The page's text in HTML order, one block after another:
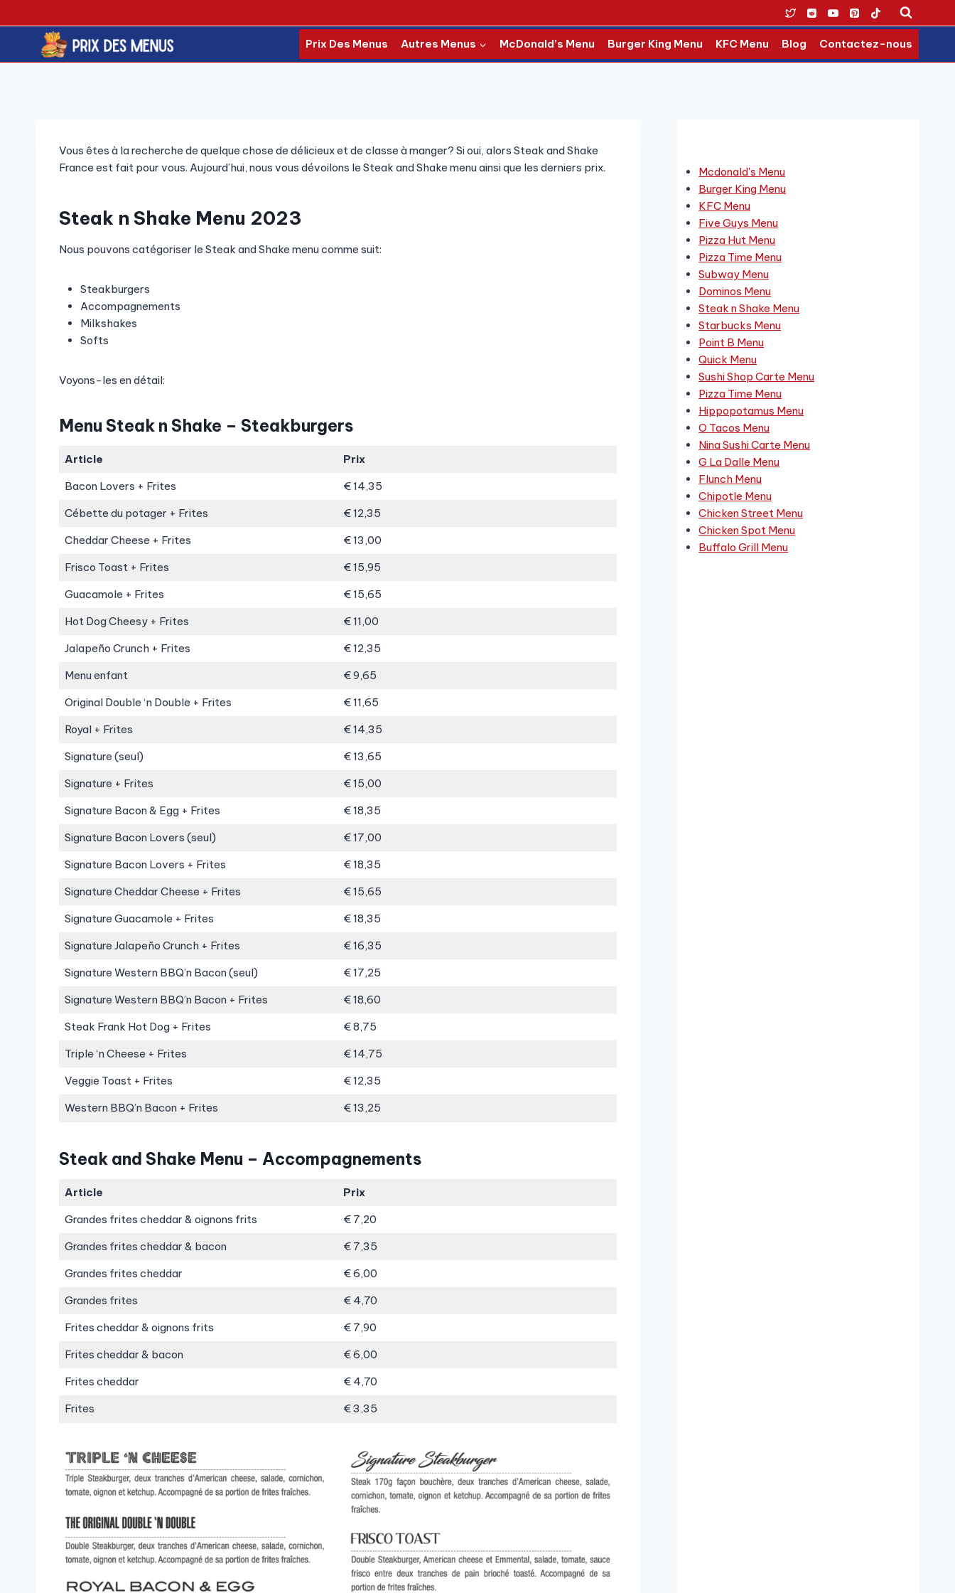
to
Prix Des Menus Autres Menus McDonald’s Menu Burger King Menu KFC Menu Blog Contactez-nous
Vous êtes à la recherche de quelque chose de délicieux et de classe à manger? Si oui, alors Steak and Shake
France est fait pour vous. Aujourd’hui, nous vous dévoilons le Steak and Shake menu ainsi que les derniers prix.
Steak n Shake Menu 2023
Nous pouvons catégoriser le Steak and Shake menu comme suit:
Steakburgers
Accompagnements
Milkshakes
Softs
Voyons-les en détail:
Menu Steak n Shake – Steakburgers
Article
Prix
Bacon Lovers + Frites
€ 14,35
Cébette du potager + Frites
€ 12,35
Cheddar Cheese + Frites
€ 13,00
Frisco Toast + Frites
€ 15,95
Guacamole + Frites
€ 15,65
Hot Dog Cheesy + Frites
€ 11,00
Jalapeño Crunch + Frites
€ 12,35
Menu enfant
€ 9,65
Original Double ‘n Double + Frites
€ 11,65
Royal + Frites
€ 14,35
Signature (seul)
€ 13,65
Signature + Frites
€ 15,00
Signature Bacon & Egg + Frites
€ 18,35
Signature Bacon Lovers (seul)
€ 17,00
Signature Bacon Lovers + Frites
€ 18,35
Signature Cheddar Cheese + Frites
€ 15,65
Signature Guacamole + Frites
€ 18,35
Signature Jalapeño Crunch + Frites
€ 16,35
Signature Western BBQ’n Bacon (seul)
€ 17,25
Signature Western BBQ’n Bacon + Frites
€ 18,60
Steak Frank Hot Dog + Frites
€ 8,75
Triple ‘n Cheese + Frites
€ 14,75
Veggie Toast + Frites
€ 12,35
Western BBQ’n Bacon + Frites
€ 13,25
Steak and Shake Menu – Accompagnements
Article
Prix
Grandes frites cheddar & oignons frits
€ 7,20
Grandes frites cheddar & bacon
€ 7,35
Grandes frites cheddar
€ 6,00
Grandes frites
€ 4,70
Frites cheddar & oignons frits
€ 7,90
Frites cheddar & bacon
€ 6,00
Frites cheddar
€ 4,70
Frites
€ 3,35
Mcdonald's Menu
Burger King Menu
KFC Menu
Five Guys Menu
Pizza Hut Menu
Pizza Time Menu
Subway Menu
Dominos Menu
Steak n Shake Menu
Starbucks Menu
Point B Menu
Quick Menu
Sushi Shop Carte Menu
Pizza Time Menu
Hippopotamus Menu
O Tacos Menu
Nina Sushi Carte Menu
G La Dalle Menu
Flunch Menu
Chipotle Menu
Chicken Street Menu
Chicken Spot Menu
Buffalo Grill Menu